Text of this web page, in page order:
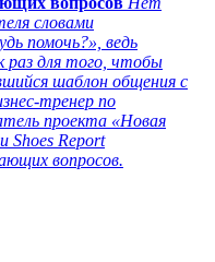
словами
помочь?», ведь
раз для того, чтобы
шаблон общения с
тренер по
проекта «Новая
Shoes Report
вопросов.